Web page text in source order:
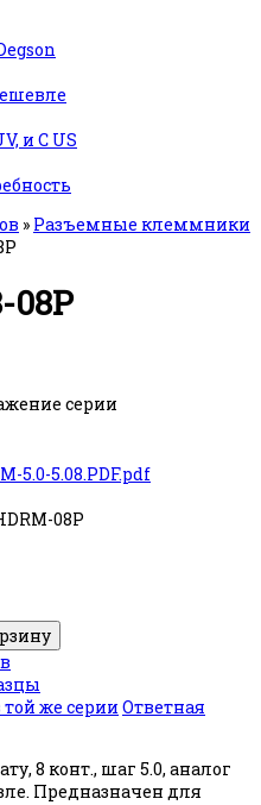
и C US
» Разъемные клеммники
08P
серии
5.0-5.08.PDF.pdf
08P
той же серии Ответная
8 конт., шаг 5.0, аналог
Предназначен для